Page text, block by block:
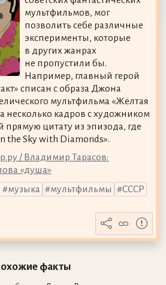
мультфильмов, мог
позволить себе различные
эксперименты, которые
в других жанрах
не пропустили бы.
Например, главный герой
списан с образа Джона
мультфильма «Жёлтая
несколько кадров с художником
прямую цитату из эпизода, где
the Sky with Diamonds».
/ Владимир Тарасов:
«душа»
музыка мультфильмы
СССР
факты